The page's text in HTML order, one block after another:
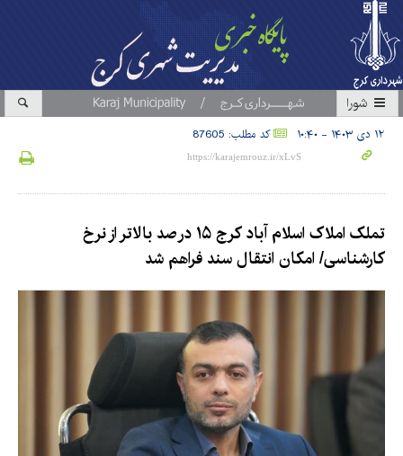
شورا
۱۲ دی ۱۴۰۳ - ۱۰:۴۰ کد مطلب: 87605
تملک املاک اسلام آباد کرج ۱۵ درصد بالاتر از نرخ
کارشناسی/ امکان انتقال سند فراهم شد